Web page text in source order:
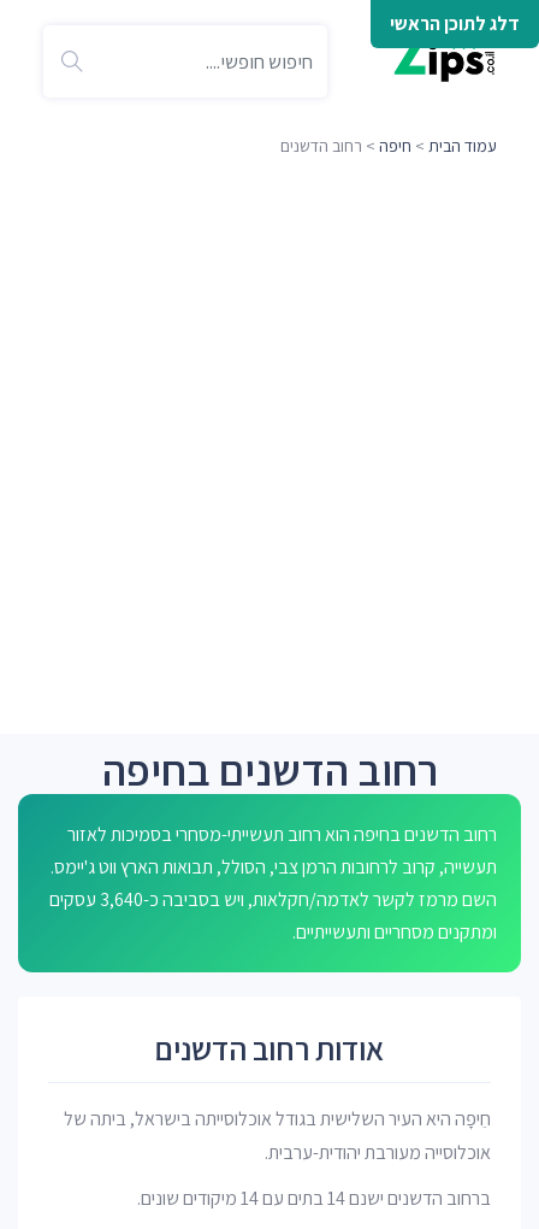
דלג לתוכן הראשי
עמוד הבית > חיפה > רחוב הדשנים
רחוב הדשנים בחיפה
רחוב הדשנים בחיפה הוא רחוב תעשייתי-מסחרי בסמיכות לאזור
תעשייה, קרוב לרחובות הרמן צבי, הסולל, תבואות הארץ ווט ג'יימס.
השם מרמז לקשר לאדמה/חקלאות, ויש בסביבה כ-3,640 עסקים
ומתקנים מסחריים ותעשייתיים.
אודות רחוב הדשנים
חֵיפָה היא העיר השלישית בגודל אוכלוסייתה בישראל, ביתה של
אוכלוסייה מעורבת יהודית-ערבית.
ברחוב הדשנים ישנם 14 בתים עם 14 מיקודים שונים.